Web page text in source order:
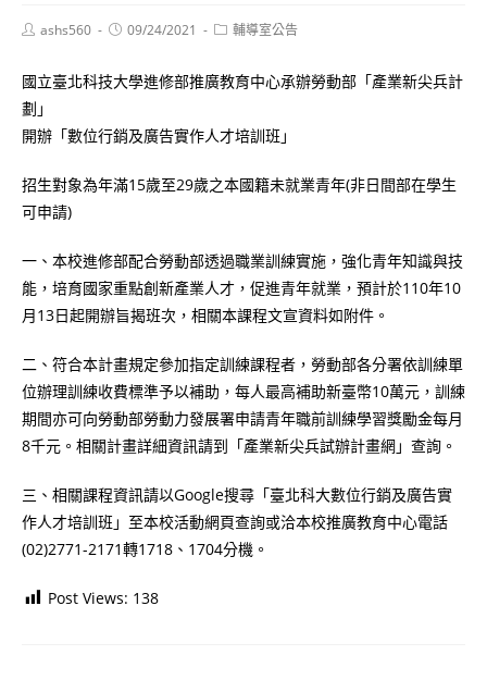
Postashs560
Post09/24/2021
Post輔導室公告
國立臺北科技大學進修部推廣教育中心承辦勞動部「產業新尖兵計
劃」
開辦「數位行銷及廣告實作人才培訓班」
招生對象為年滿15歲至29歲之本國籍未就業青年(非日間部在學生
可申請)
一、本校進修部配合勞動部透過職業訓練實施，強化青年知識與技
能，培育國家重點創新產業人才，促進青年就業，預計於110年10
月13日起開辦旨揭班次，相關本課程文宣資料如附件。
二、符合本計畫規定參加指定訓練課程者，勞動部各分署依訓練單
位辦理訓練收費標準予以補助，每人最高補助新臺幣10萬元，訓練
期間亦可向勞動部勞動力發展署申請青年職前訓練學習獎勵金每月
8千元。相關計畫詳細資訊請到「產業新尖兵試辦計畫網」查詢。
三、相關課程資訊請以Google搜尋「臺北科大數位行銷及廣告實
作人才培訓班」至本校活動網頁查詢或洽本校推廣教育中心電話
(02)2771-2171轉1718、1704分機。
Post Views: 138